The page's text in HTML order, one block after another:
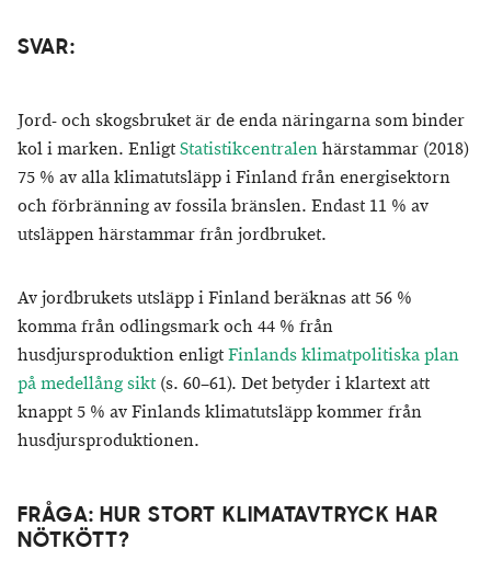
SVAR:
Jord- och skogsbruket är de enda näringarna som binder
kol i marken. EnligtStatistikcentralenhärstammar (2018)
75 % av alla klimatutsläpp i Finland från energisektorn
och förbränning av fossila bränslen. Endast 11 % av
utsläppen härstammar från jordbruket.
Av jordbrukets utsläpp i Finland beräknas att 56 %
komma från odlingsmark och 44 % från
husdjursproduktion enligtFinlands klimatpolitiska plan
på medellång sikt (s. 60–61). Det betyder i klartext att
knappt 5 % av Finlands klimatutsläpp kommer från
husdjursproduktionen.
FRÅGA: HUR STORT KLIMATAVTRYCK HAR
NÖTKÖTT?